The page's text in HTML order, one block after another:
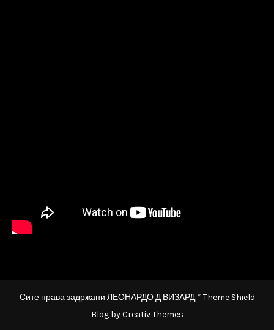
Сите права задржани ЛЕОНАРДО Д ВИЗАРД * Theme Shield
Blog byCreativ Themes